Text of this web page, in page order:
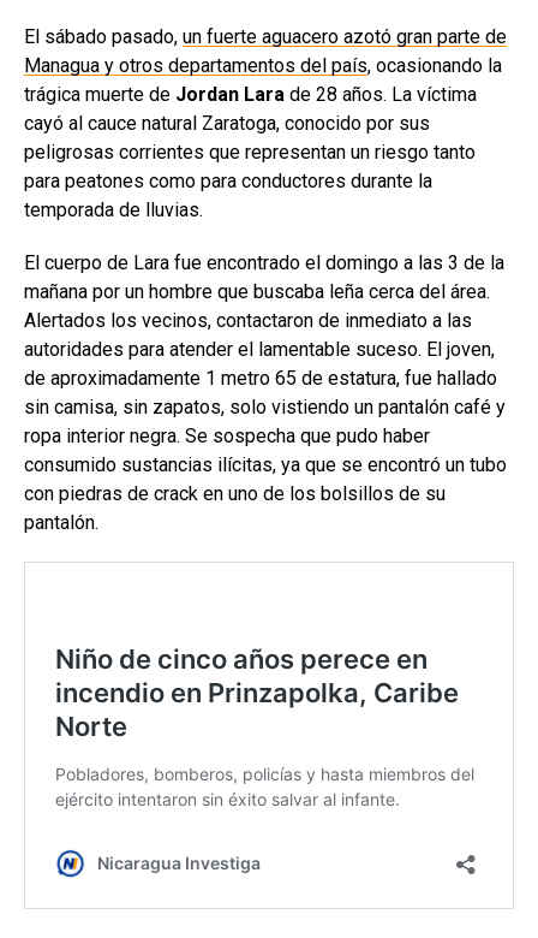
El sábado pasado, un fuerte aguacero azotó gran parte de
Managua y otros departamentos del país, ocasionando la
trágica muerte de Jordan Lara de 28 años. La víctima
cayó al cauce natural Zaratoga, conocido por sus
peligrosas corrientes que representan un riesgo tanto
para peatones como para conductores durante la
temporada de lluvias.
El cuerpo de Lara fue encontrado el domingo a las 3 de la
mañana por un hombre que buscaba leña cerca del área.
Alertados los vecinos, contactaron de inmediato a las
autoridades para atender el lamentable suceso. El joven,
de aproximadamente 1 metro 65 de estatura, fue hallado
sin camisa, sin zapatos, solo vistiendo un pantalón café y
ropa interior negra. Se sospecha que pudo haber
consumido sustancias ilícitas, ya que se encontró un tubo
con piedras de crack en uno de los bolsillos de su
pantalón.